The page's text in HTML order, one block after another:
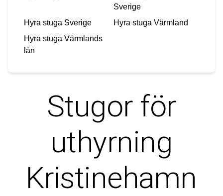
Sverige
Hyra stuga Sverige Hyra stuga Värmland
Hyra stuga Värmlands
län
Stugor för
uthyrning
Kristinehamn